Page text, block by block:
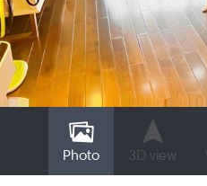
Photo 3D view